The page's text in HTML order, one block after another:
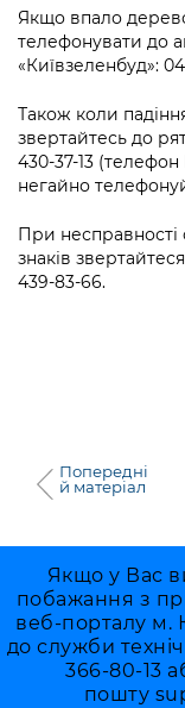
Підприємства,
Річні звіти
Гендерна
Безбар'єрність
Київська
Пам'ятки
Портал
Безбар'єрність
Портал послуг
Важливе під
«Ініціатива
Уряд» –
Про відкриті
Публічні
Якщо впало
телефонувати до
«Київзеленбуд»:
Також коли
звертайтесь до
430-37-13
негайно
При несправності
знаків
439-83-66.
Попередні
й матеріал
Якщо у Вас
побажання з
веб-порталу м.
до служби
366-80-13
пошту